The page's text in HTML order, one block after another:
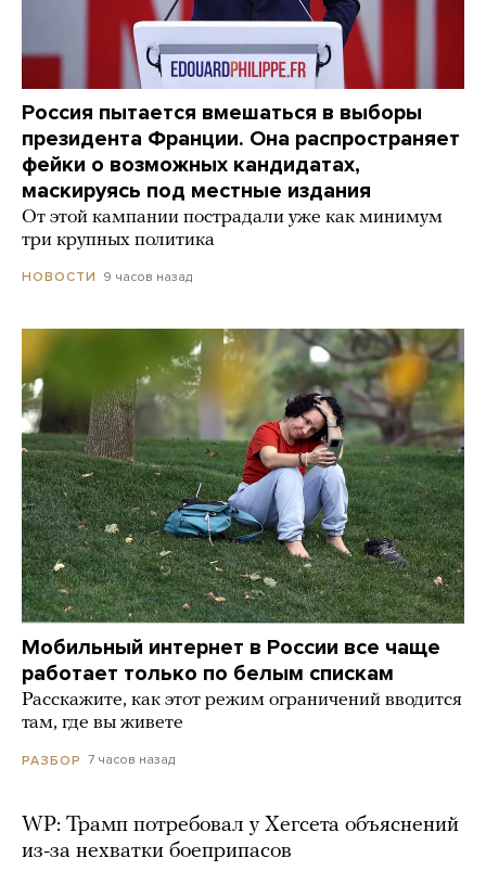
Россия пытается вмешаться в выборы
президента Франции. Она распространяет
фейки о возможных кандидатах,
маскируясь под местные издания
От этой кампании пострадали уже как минимум
три крупных политика
НОВОСТИ 9 часов назад
Мобильный интернет в России все чаще
работает только по белым спискам
Расскажите, как этот режим ограничений вводится
там, где вы живете
РАЗБОР 7 часов назад
WP: Трамп потребовал у Хегсета объяснений
из-за нехватки боеприпасов